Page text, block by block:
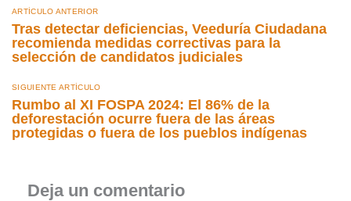
ARTÍCULO ANTERIOR
Tras detectar deficiencias, Veeduría Ciudadana
recomienda medidas correctivas para la
selección de candidatos judiciales
SIGUIENTE ARTÍCULO
Rumbo al XI FOSPA 2024: El 86% de la
deforestación ocurre fuera de las áreas
protegidas o fuera de los pueblos indígenas
Deja un comentario